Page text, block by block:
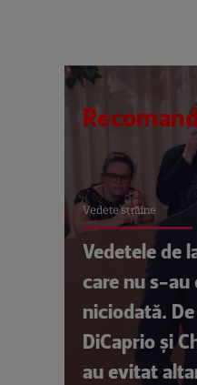
Vedete străine
Vedetele de
care nu s-
niciodată.
DiCaprio și
au evitat